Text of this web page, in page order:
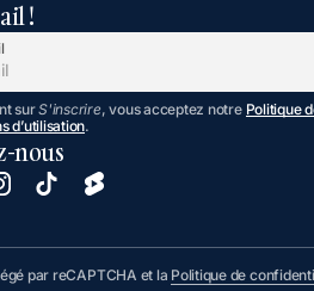
!
surS'inscrire, vous acceptez notre Politique
d’utilisation.
nous
par reCAPTCHA et la Politique de